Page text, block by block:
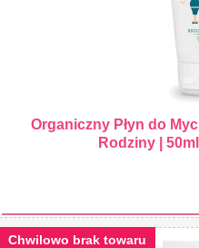
Organiczny Płyn do
Rodziny |
Chwilowo brak towaru